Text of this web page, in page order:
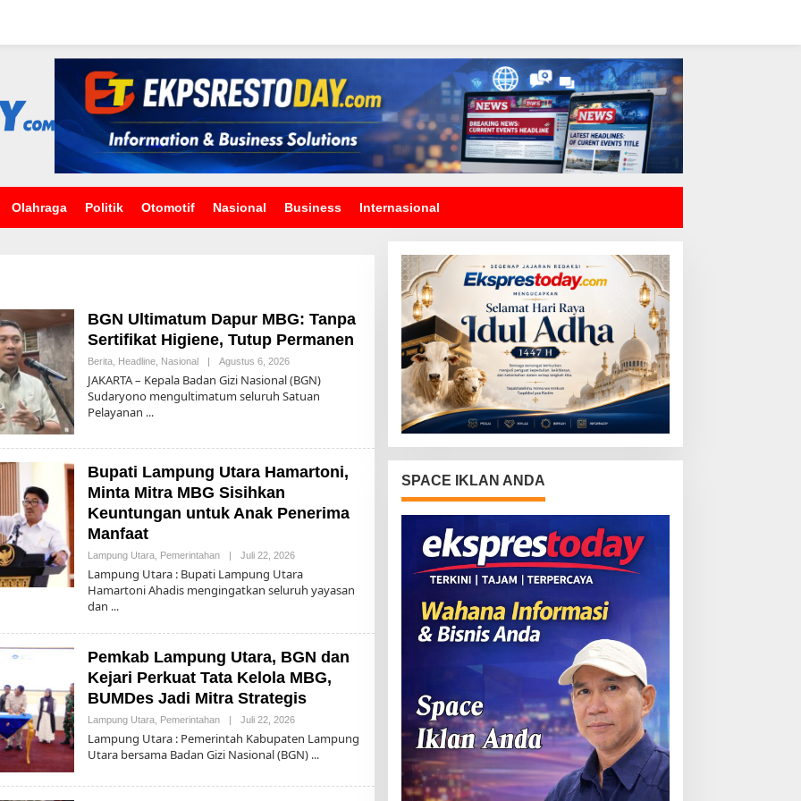
Olahraga Politik Otomotif Nasional Business Internasional
BGN Ultimatum Dapur MBG: Tanpa
Sertifikat Higiene, Tutup Permanen
Berita, Headline, Nasional | Agustus 6, 2026O
E
H
A
2
JAKARTA – Kepala Badan Gizi Nasional (BGN)
Sudaryono mengultimatum seluruh Satuan
Pelayanan
Bupati Lampung Utara Hamartoni,
Minta Mitra MBG Sisihkan
Keuntungan untuk Anak Penerima
Manfaat
Lampung Utara, Pemerintahan | Juli 22, 2026O
E
H
Y
Lampung Utara : Bupati Lampung Utara
Hamartoni Ahadis mengingatkan seluruh yayasan
dan
Pemkab Lampung Utara, BGN dan
Kejari Perkuat Tata Kelola MBG,
BUMDes Jadi Mitra Strategis
Lampung Utara, Pemerintahan | Juli 22, 2026O
E
H
Lampung Utara : Pemerintah Kabupaten Lampung
Utara bersama Badan Gizi Nasional (BGN)
SPACE IKLAN ANDA